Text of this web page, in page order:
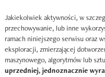
Jakiekolwiek aktywności, w
przechowywanie, lub inne
ramach niniejszego serwisu oraz
eksploracji, zmierzającej
maszynowego, algorytmów lub
uprzedniej, jednoznacznie